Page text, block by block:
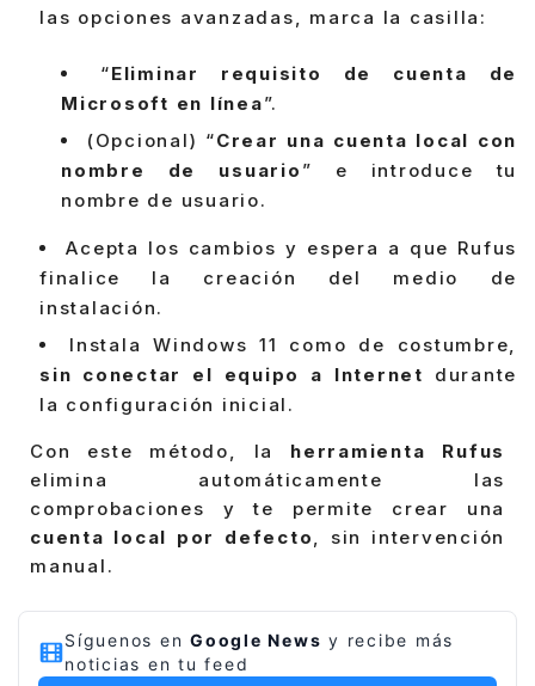
las opciones avanzadas, marca la casilla:
“Eliminar requisito de cuenta de
Microsoft en línea”.
(Opcional) “Crear una cuenta local con
nombre de usuario ” e introduce tu
nombre de usuario.
Acepta los cambios y espera a que Rufus
finalice la creación del medio de
instalación.
Instala Windows 11 como de costumbre,
sin conectar el equipo a Internet durante
la configuración inicial.
Con este método, la herramienta Rufus
elimina automáticamente las
comprobaciones y te permite crear una
cuenta local por defecto
, sin intervención
manual.
Síguenos en Google News y recibe más
noticias en tu feed